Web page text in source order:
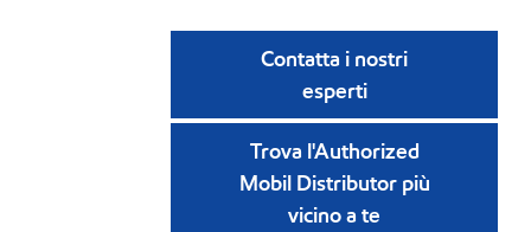
Contatta i nostri
esperti
Trova l'Authorized
Mobil Distributor più
vicino a te